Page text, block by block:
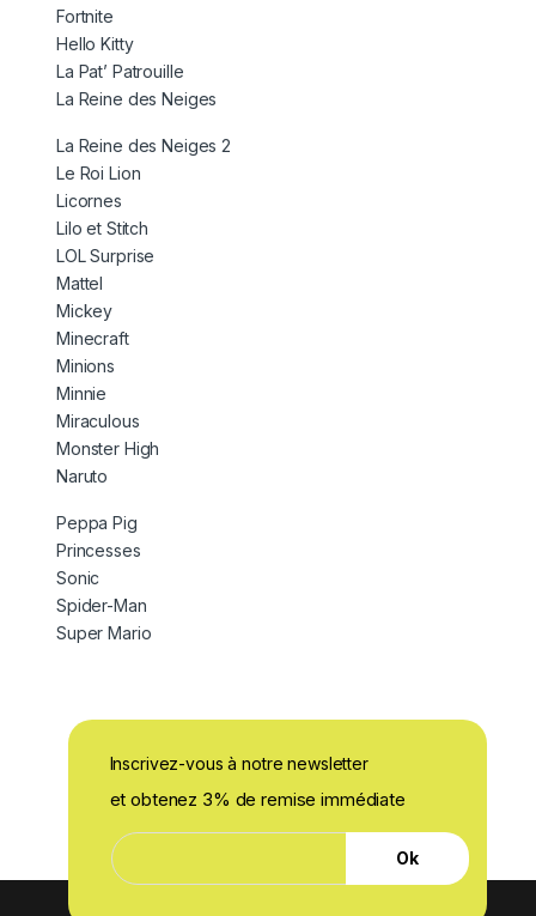
Fortnite
Hello Kitty
La Pat’ Patrouille
La Reine des Neiges
La Reine des Neiges 2
Le Roi Lion
Licornes
Lilo et Stitch
LOL Surprise
Mattel
Mickey
Minecraft
Minions
Minnie
Miraculous
Monster High
Naruto
Peppa Pig
Princesses
Sonic
Spider-Man
Super Mario
Inscrivez-vous à notre newsletter
et obtenez 3% de remise immédiate
E
-
m
E
-
m
Ok